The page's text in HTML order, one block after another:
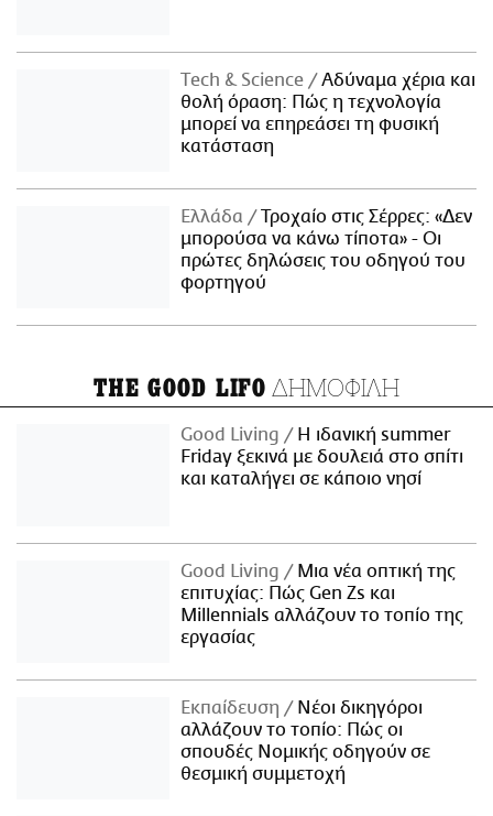
Τech & Science
Αδύναμα χέρια και
θολή όραση: Πώς η τεχνολογία
μπορεί να επηρεάσει τη φυσική
κατάσταση
Ελλάδα
Τροχαίο στις Σέρρες: «Δεν
μπορούσα να κάνω τίποτα» - Οι
πρώτες δηλώσεις του οδηγού του
φορτηγού
THE GOOD LIFO ΔΗΜΟΦΙΛΗ
Good Living
Η ιδανική summer
Friday ξεκινά με δουλειά στο σπίτι
και καταλήγει σε κάποιο νησί
Good Living
Μια νέα οπτική της
επιτυχίας: Πώς Gen Zs και
Millennials αλλάζουν το τοπίο της
εργασίας
Εκπαίδευση
Νέοι δικηγόροι
αλλάζουν το τοπίο: Πώς οι
σπουδές Νομικής οδηγούν σε
θεσμική συμμετοχή